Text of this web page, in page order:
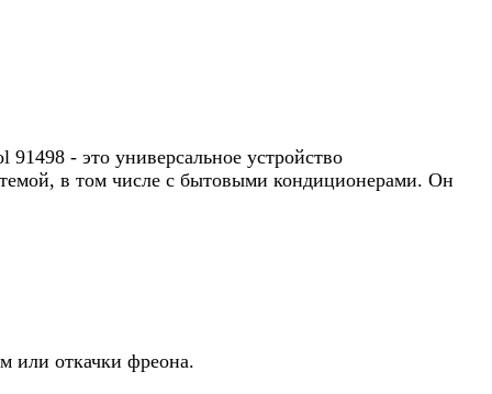
- это универсальное устройство
в том числе с бытовыми кондиционерами. Он
или откачки фреона.